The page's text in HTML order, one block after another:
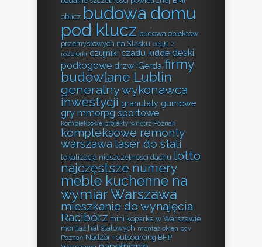
oblicz budowa domu
pod klucz budowa obiektów
przemysłowych na Śląsku cegła z
rozbiórki czujniki czadu kidde deski
podłogowe drzwi Gerda firmy
budowlane Lublin
generalny wykonawca
inwestycji granulaty gumowe
gry mmorpg sportowe
kompleksowe projekty wnętrz Poznań
kompleksowe remonty
warszawa laser do stali
lokalizacja nieszczelności dachu lotto
najczęstsze numery
meble kuchenne na
wymiar Warszawa
mieszkanie do wynajęcia
Racibórz mini koparka w Warszawie
montaż hal stalowych montaż okien pcv
Poznań Nadzór i outsourcing BHP